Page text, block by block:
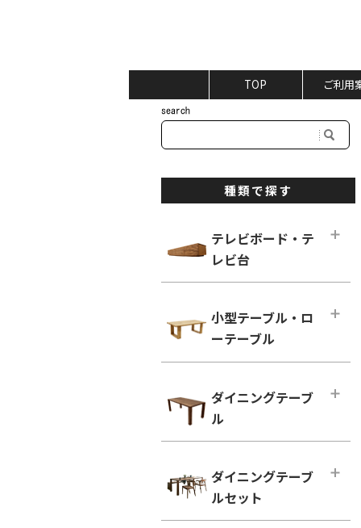
TOP ご利用
種類で探す
テレビボード・テ
レビ台
ロータイプ テレビボード
ハイタイプ テレビボード
幅100cm未満
幅100cm～150cm未満
幅150cm～200cm未満
幅200cm～300cm未満
幅300cm以上
ウォールナット
小型テーブル・ロ
ーテーブル
幅100cm未満
幅100cm以上
引き出し付きタイプ
ウォールナット
ダイニングテーブ
ル
幅100cm～150cm未満
幅150cm～200cm未満
ダイニングテーブ
ルセット